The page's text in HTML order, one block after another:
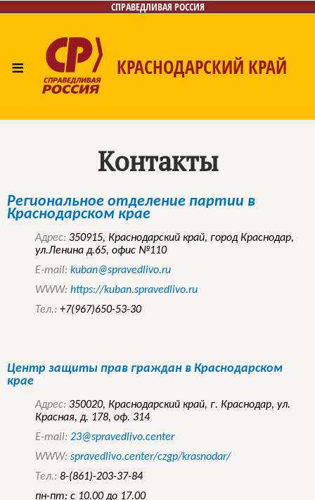
СПРАВЕДЛИВАЯ РОССИЯ
≡ КРАСНОДАРСКИЙ КРАЙ
Контакты
Региональное отделение партии в
Краснодарском крае
Адрес: 350915, Краснодарский край, город Краснодар,
ул.Ленина д.65, офис №110
E-mail: kuban@spravedlivo.ru
WWW: https://kuban.spravedlivo.ru
Тел.: +7(967)650-53-30
Центр защиты прав граждан в Краснодарском
крае
Адрес: 350020, Краснодарский край, г. Краснодар, ул.
Красная, д. 178, оф. 314
E-mail: 23@spravedlivo.center
WWW: spravedlivo.center/czgp/krasnodar/
Тел.: 8-(861)-203-37-84
пн-пт: с 10.00 до 17.00